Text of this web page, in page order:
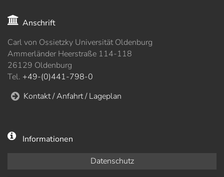
Anschrift
Carl von Ossietzky Universität Oldenburg
Ammerländer Heerstraße 114-118
26129 Oldenburg
Tel. +49-(0)441-798-0
Kontakt / Anfahrt / Lageplan
Informationen
Datenschutz